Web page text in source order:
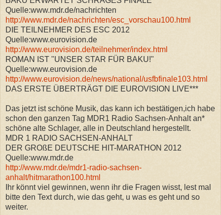
Quelle:www.mdr.de/nachrichten
http://www.mdr.de/nachrichten/esc_vorschau100.html
DIE TEILNEHMER DES ESC 2012
Quelle:www.eurovision.de
http://www.eurovision.de/teilnehmer/index.html
ROMAN IST "UNSER STAR FÜR BAKU!"
Quelle:www.eurovision.de
http://www.eurovision.de/news/national/usfbfinale103.html
DAS ERSTE ÜBERTRÄGT DIE EUROVISION LIVE***
Das jetzt ist schöne Musik, das kann ich bestätigen,ich habe
schon den ganzen Tag MDR1 Radio Sachsen-Anhalt an*
schöne alte Schlager, alle in Deutschland hergestellt.
MDR 1 RADIO SACHSEN-ANHALT
DER GROßE DEUTSCHE HIT-MARATHON 2012
Quelle:www.mdr.de
http://www.mdr.de/mdr1-radio-sachsen-
anhalt/hitmarathon100.html
Ihr könnt viel gewinnen, wenn ihr die Fragen wisst, lest mal
bitte den Text durch, wie das geht, u was es geht und so
weiter.